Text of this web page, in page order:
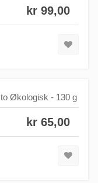
kr 99,00
Økologisk - 130 g
kr 65,00